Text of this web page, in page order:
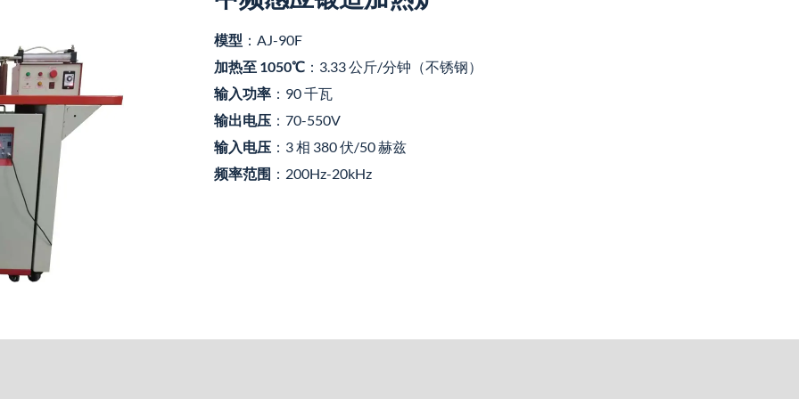
模型 ：AJ-90F
加热至 1050℃ ：3.33 公斤/分钟（不锈钢）
输入功率 ：90 千瓦
输出电压 ：70-550V
输入电压 ：3 相 380 伏/50 赫兹
频率范围 ：200Hz-20kHz